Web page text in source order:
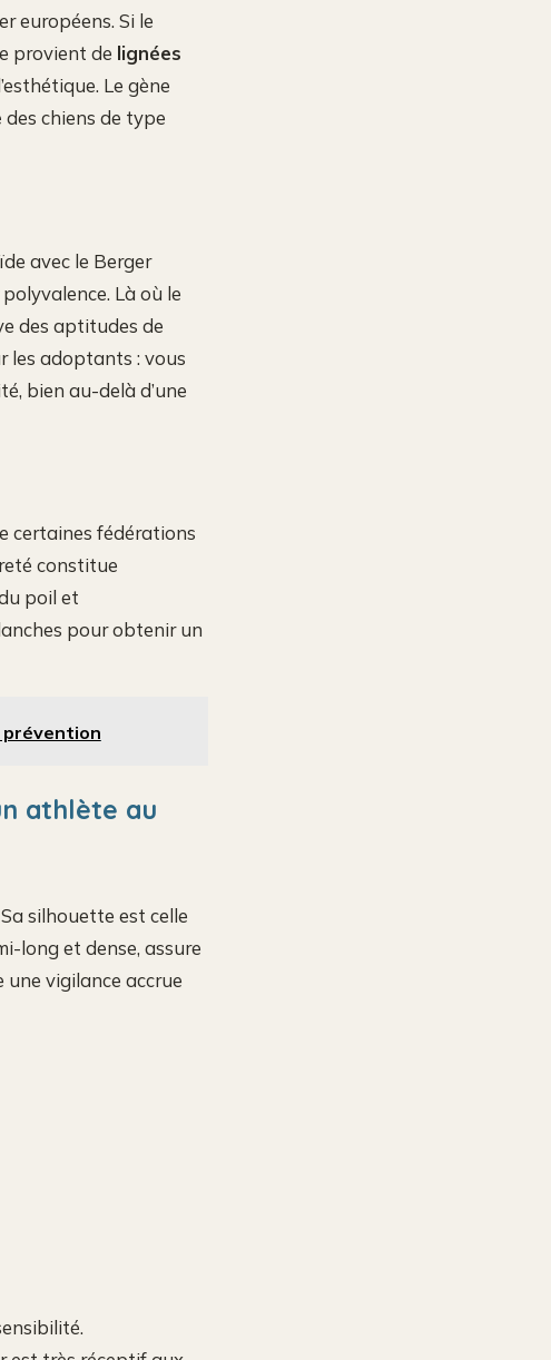
européens. Si le
provient de lignées
Le gène
des chiens de type
avec le Berger
Là où le
des aptitudes de
les adoptants : vous
bien au-delà d’une
certaines fédérations
constitue
poil et
pour obtenir un
prévention
athlète au
silhouette est celle
long et dense, assure
vigilance accrue